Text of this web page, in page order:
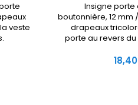
veste
Insigne
boutonnière, 12 mm
drapeaux
porte au revers
Prix